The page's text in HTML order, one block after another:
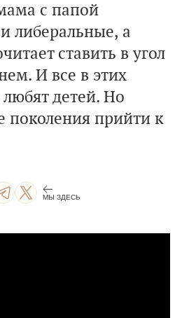
с папой
либеральные, а
ставить в угол
И все в этих
детей. Но
поколения прийти к
МЫ ЗДЕСЬ